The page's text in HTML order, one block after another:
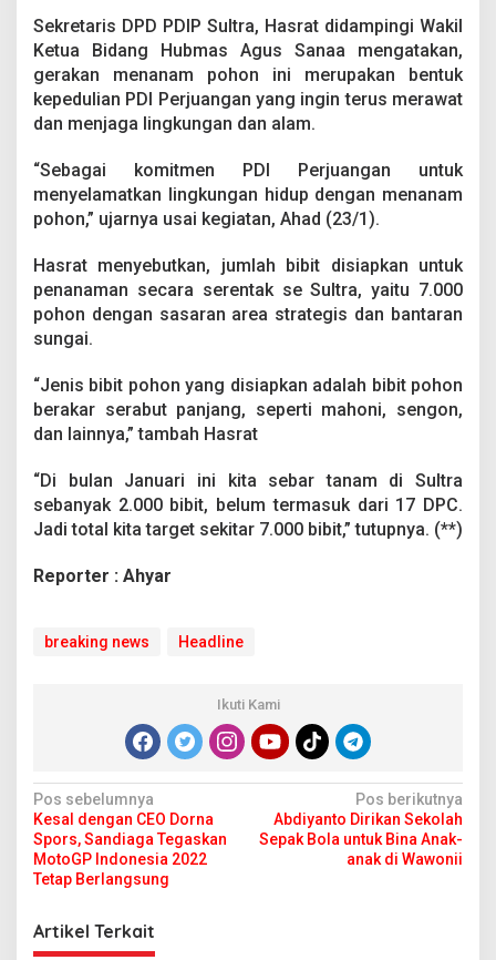
0
0
P
o
h
n
Sekretaris DPD PDIP Sultra, Hasrat didampingi Wakil
Ketua Bidang Hubmas Agus Sanaa mengatakan,
gerakan menanam pohon ini merupakan bentuk
kepedulian PDI Perjuangan yang ingin terus merawat
dan menjaga lingkungan dan alam.
“Sebagai komitmen PDI Perjuangan untuk
menyelamatkan lingkungan hidup dengan menanam
pohon,” ujarnya usai kegiatan, Ahad (23/1).
Hasrat menyebutkan, jumlah bibit disiapkan untuk
penanaman secara serentak se Sultra, yaitu 7.000
pohon dengan sasaran area strategis dan bantaran
sungai.
“Jenis bibit pohon yang disiapkan adalah bibit pohon
berakar serabut panjang, seperti mahoni, sengon,
dan lainnya,” tambah Hasrat
“Di bulan Januari ini kita sebar tanam di Sultra
sebanyak 2.000 bibit, belum termasuk dari 17 DPC.
Jadi total kita target sekitar 7.000 bibit,” tutupnya. (**)
Reporter : Ahyar
breaking news Headline
Ikuti Kami
N
a
v
i
g
Pos sebelumnya
Kesal dengan CEO Dorna
Spors, Sandiaga Tegaskan
MotoGP Indonesia 2022
Tetap Berlangsung
Pos berikutnya
Abdiyanto Dirikan Sekolah
Sepak Bola untuk Bina Anak-
anak di Wawonii
Artikel Terkait